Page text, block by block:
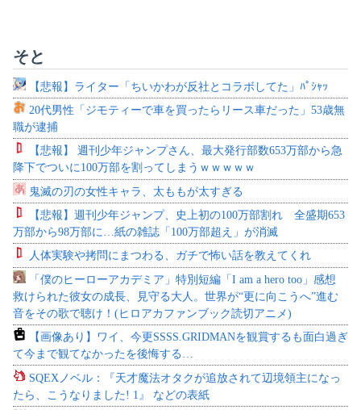
そと
【悲報】ライター「ちいかわが反社とコラボしてた」ﾊﾟｼｬｯ
20代男性「ジモティーで車を買ったらリース車だった」53歳無
職が逮捕
【悲報】 週刊少年ジャンプさん、最大発行部数653万部から急
降下でついに100万部を割ってしまうｗｗｗｗｗ
鬼滅の刃の女性キャラ、太ももが太すぎる
【悲報】週刊少年ジャンプ、史上初の100万部割れ 全盛期653
万部から98万部に…紙の雑誌「100万部超え」が消滅
人体実験や拷問にまつわる、ガチで怖い話を教えてくれ
「僕のヒーローアカデミア」特別短編「I am a hero too」感想
救けられた彼女の成長、見守る大人。世界が“更に向こうへ”進む
音をその歌で聴け！(ヒロアカファンブック読切アニメ)
【画像あり】ワイ、今更SSSS.GRIDMANを観賞するも面白過ぎ
て今まで観てなかったを後悔する…
SQEXノベル：『天才魔法オタクが追放されて辺境領主になっ
たら、こうなりました! 1』 などの表紙